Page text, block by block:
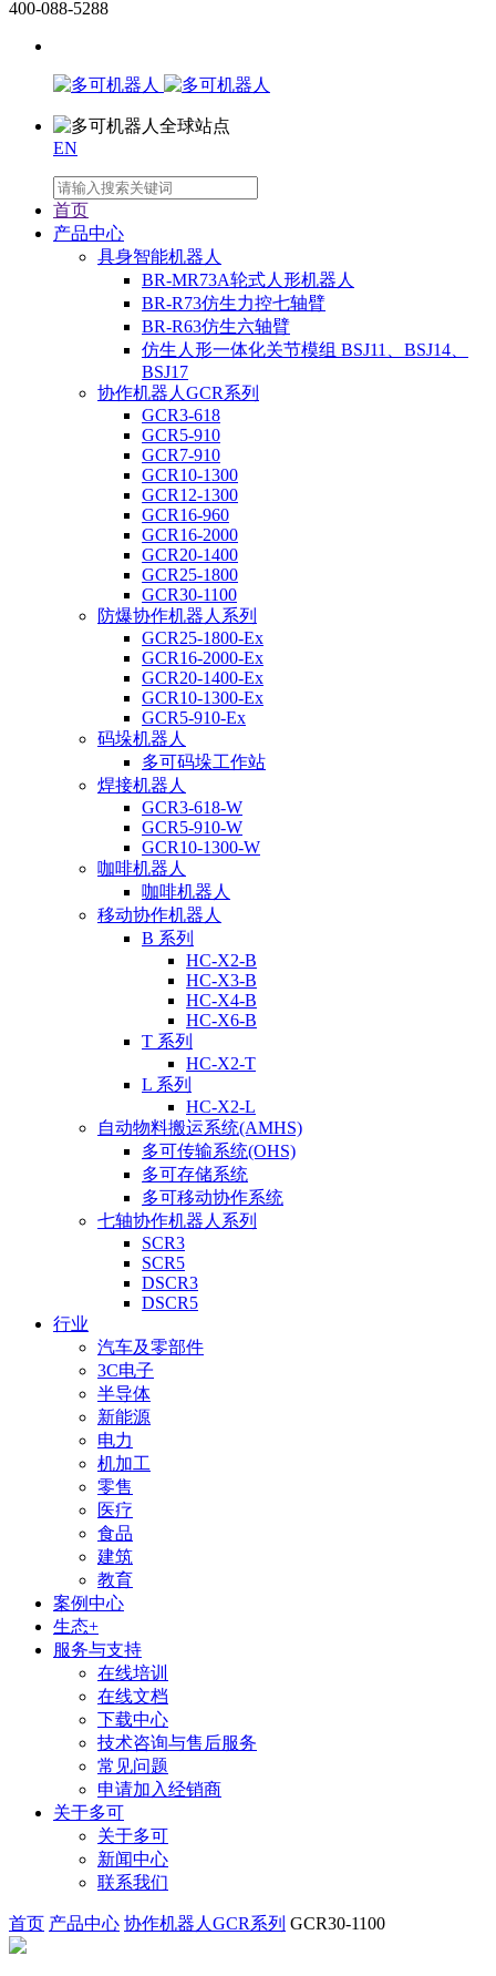
400-088-5288
EN
首页
产品中心
具身智能机器人
BR-MR73A轮式人形机器人
BR-R73仿生力控七轴臂
BR-R63仿生六轴臂
仿生人形一体化关节模组 BSJ11、BSJ14、
BSJ17
协作机器人GCR系列
GCR3-618
GCR5-910
GCR7-910
GCR10-1300
GCR12-1300
GCR16-960
GCR16-2000
GCR20-1400
GCR25-1800
GCR30-1100
防爆协作机器人系列
GCR25-1800-Ex
GCR16-2000-Ex
GCR20-1400-Ex
GCR10-1300-Ex
GCR5-910-Ex
码垛机器人
多可码垛工作站
焊接机器人
GCR3-618-W
GCR5-910-W
GCR10-1300-W
咖啡机器人
咖啡机器人
移动协作机器人
B 系列
HC-X2-B
HC-X3-B
HC-X4-B
HC-X6-B
T 系列
HC-X2-T
L 系列
HC-X2-L
自动物料搬运系统(AMHS)
多可传输系统(OHS)
多可存储系统
多可移动协作系统
七轴协作机器人系列
SCR3
SCR5
DSCR3
DSCR5
行业
汽车及零部件
3C电子
半导体
新能源
电力
机加工
零售
医疗
食品
建筑
教育
案例中心
生态+
服务与支持
在线培训
在线文档
下载中心
技术咨询与售后服务
常见问题
申请加入经销商
关于多可
关于多可
新闻中心
联系我们
首页 产品中心 协作机器人GCR系列 GCR30-1100